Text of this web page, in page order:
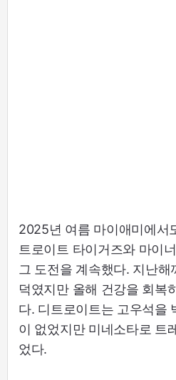
2025년 여름 마이애미에서
트로이트 타이거즈와 마이
그 도전을 계속했다. 지난해
덕였지만 올해 건강을 회복
다. 디트로이트는 고우석을
이 없었지만 미네소타로 트
었다.